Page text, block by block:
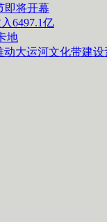
即将开幕
6497.1亿
地
大运河文化带建设